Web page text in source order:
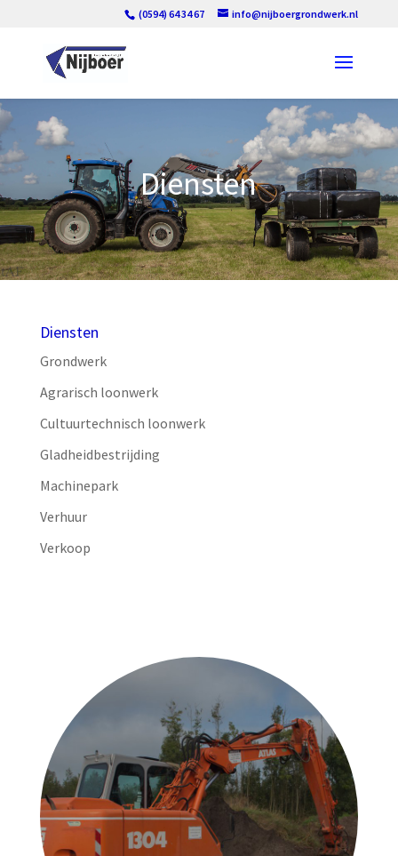
(0594) 64 34 67 info@nijboergrondwerk.nl
Diensten
Diensten
Grondwerk
Agrarisch loonwerk
Cultuurtechnisch loonwerk
Gladheidbestrijding
Machinepark
Verhuur
Verkoop